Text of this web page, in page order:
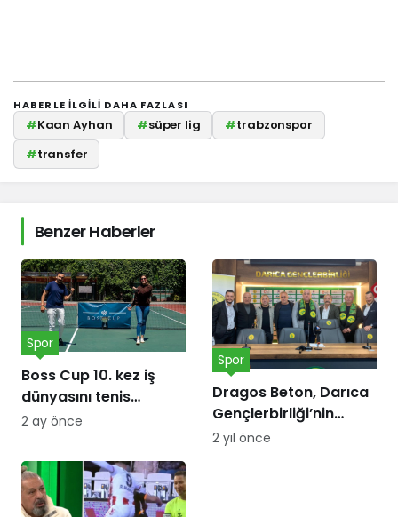
HABERLE ILGILI DAHA FAZLASI
#Kaan Ayhan #süper lig #trabzonspor
#transfer
Benzer Haberler
Boss Cup 10. kez iş
dünyasını tenis
kortunda
Spor
2 ay önce
Dragos Beton, Darıca
Gençlerbirliği’nin
forma göğüs
Spor
2 yıl önce